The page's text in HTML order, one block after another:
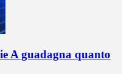
A guadagna quanto